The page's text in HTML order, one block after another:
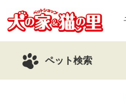
ペット検索